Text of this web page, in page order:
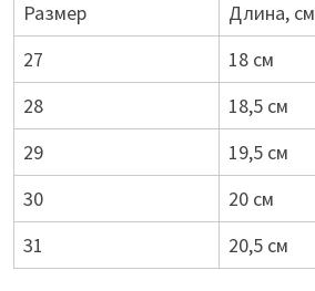
Размер
Длина, см
27
18 см
28
18,5 см
29
19,5 см
30
20 см
31
20,5 см